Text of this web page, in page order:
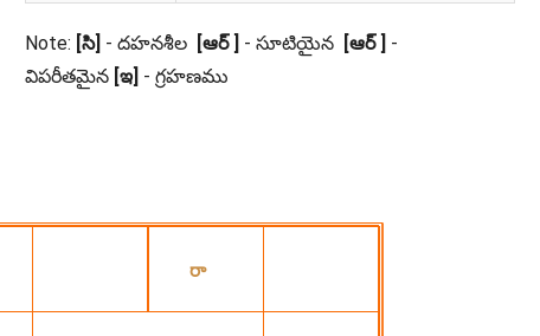
Note: [సి] - దహనశీల [ఆర్ ] - సూటియైన [ఆర్ ] -
విపరీతమైన [ఇ] - గ్రహణము